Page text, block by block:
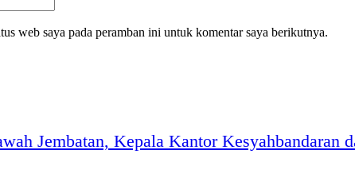
web saya pada peramban ini untuk komentar saya berikutnya.
Jembatan, Kepala Kantor